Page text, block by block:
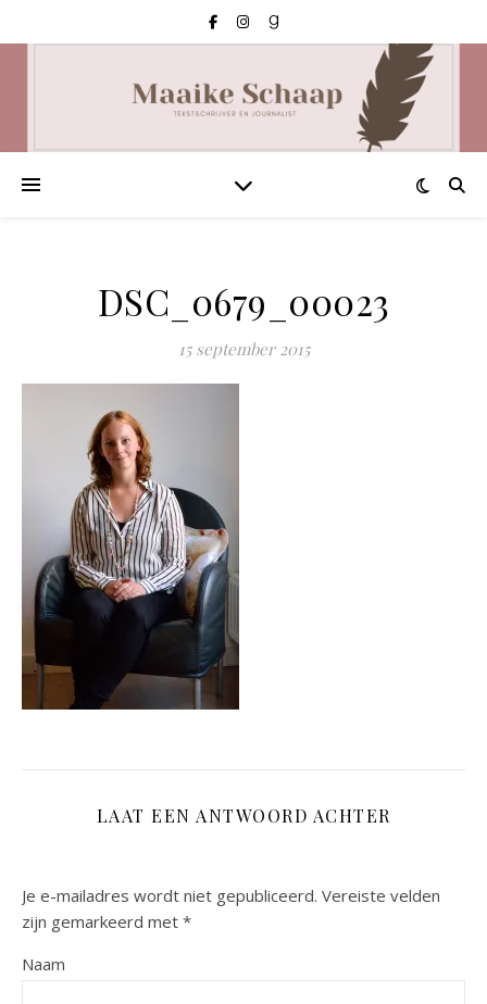
DSC_0679_00023
15 september 2015
LAAT EEN ANTWOORD ACHTER
Je e-mailadres wordt niet gepubliceerd. Vereiste velden
zijn gemarkeerd met *
Naam